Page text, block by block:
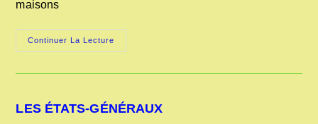
maisons
Continuer La Lecture
LES
ÂGE
LES ÉTATS-GÉNÉRAUX